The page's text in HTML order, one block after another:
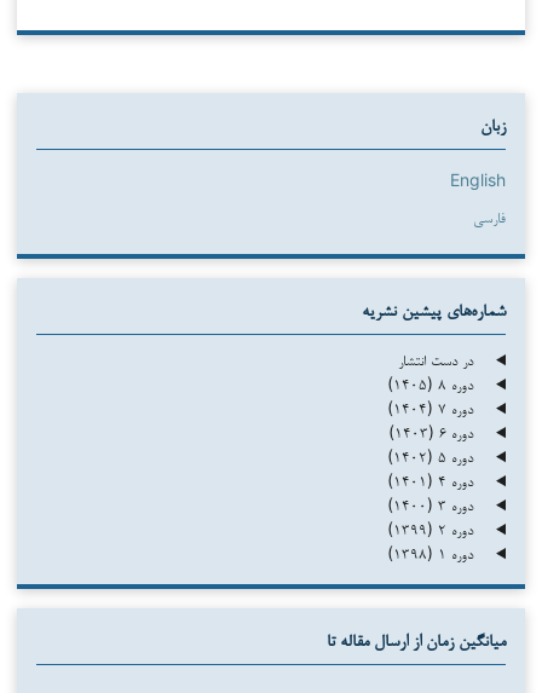
زبان
English
فارسی
شماره‌های پیشین نشریه
در دست انتشار
دوره ۸ (۱۴۰۵)
دوره ۷ (۱۴۰۴)
دوره ۶ (۱۴۰۳)
دوره ۵ (۱۴۰۲)
دوره ۴ (۱۴۰۱)
دوره ۳ (۱۴۰۰)
دوره ۲ (۱۳۹۹)
دوره ۱ (۱۳۹۸)
میانگین زمان از ارسال مقاله تا